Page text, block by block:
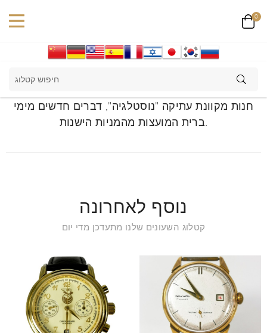
0
חנות מקוונת עתיקה "נוסטלגיה", דברים חדשים מימי
ברית המועצות מהמניות הישנות.
נוסף לאחרונה
קטלוג השעונים שלנו מתעדכן מדי יום